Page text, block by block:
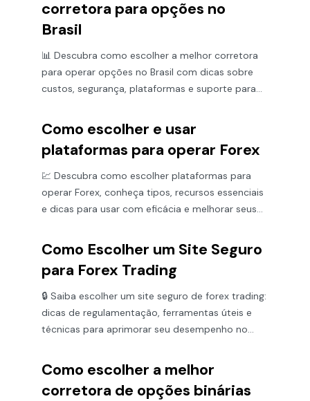
corretora para opções no
Brasil
📊 Descubra como escolher a melhor corretora
para operar opções no Brasil com dicas sobre
custos, segurança, plataformas e suporte para
Como escolher e usar
plataformas para operar Forex
💹 Descubra como escolher plataformas para
operar Forex, conheça tipos, recursos essenciais
e dicas para usar com eficácia e melhorar seus
Como Escolher um Site Seguro
para Forex Trading
🔒 Saiba escolher um site seguro de forex trading:
dicas de regulamentação, ferramentas úteis e
técnicas para aprimorar seu desempenho no
Como escolher a melhor
corretora de opções binárias